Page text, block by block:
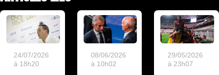
24/07/2026
à 18h20
08/06/2026
à 10h02
29/05/2026
à 23h07